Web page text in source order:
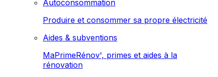
Autoconsommation
Produire et consommer sa propre électricité
Aides & subventions
MaPrimeRénov', primes et aides à la
rénovation